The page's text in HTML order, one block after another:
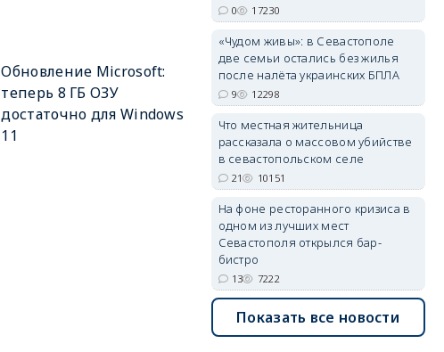
Обновление Microsoft:
теперь 8 ГБ ОЗУ
достаточно для Windows
11
0 17230
«Чудом живы»: в Севастополе
две семьи остались без жилья
после налёта украинских БПЛА
9 12298
Что местная жительница
рассказала о массовом убийстве
в севастопольском селе
21 10151
На фоне ресторанного кризиса в
одном из лучших мест
Севастополя открылся бар-
бистро
13 7222
Показать все новости